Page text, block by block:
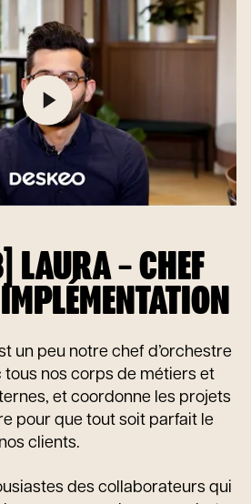
LAURA – CHEF
un peu notre chef d’orchestre
tous nos corps de métiers et
et coordonne les projets
pour que tout soit parfait le
clients.
des collaborateurs qui